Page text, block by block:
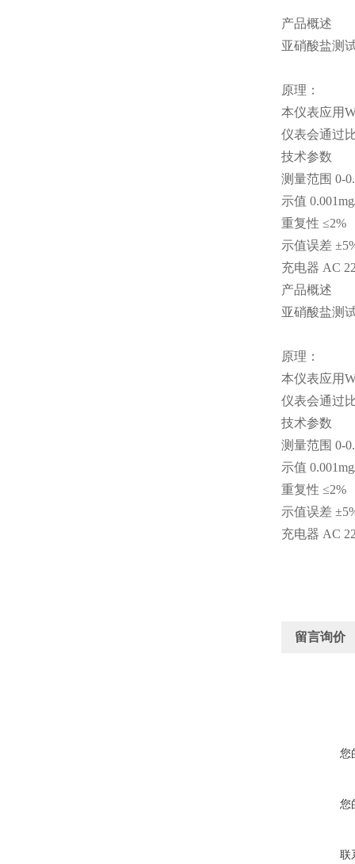
产品概述
亚硝酸盐测
原理：
本仪表应用
仪表会通过
技术参数
测量范围 0-
示值
重复性 ≤2%
示值误差
充电器 AC
产品概述
亚硝酸盐测
原理：
本仪表应用
仪表会通过
技术参数
测量范围 0-
示值
重复性 ≤2%
示值误差
充电器 AC
留言询价
您
您
联